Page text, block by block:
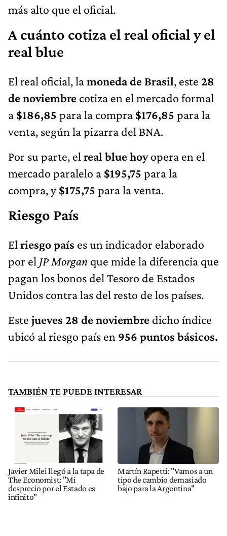
más alto que el oficial.
A cuánto cotiza el real oficial y el
real blue
El real oficial, lamoneda de Brasil, este 28
de noviembre cotiza en el mercado formal
a $186,85 para la compra $176,85 para la
venta, según la pizarra del BNA.
Por su parte, el real blue hoyopera en el
mercado paralelo a $195,75 para la
compra, y$175,75 para la venta.
Riesgo País
El riesgo país es un indicador elaborado
por el JP Morgan que mide la diferencia que
pagan los bonos del Tesoro de Estados
Unidos contra las del resto de los países.
Este jueves 28 de noviembre dicho índice
ubicó al riesgo país en 956 puntos básicos.
TAMBIÉN TE PUEDE INTERESAR
Javier Milei llegó a la tapa de
The Economist: "Mi
desprecio por el Estado es
infinito"
Martín Rapetti: "Vamos a un
tipo de cambio demasiado
bajo para la Argentina"